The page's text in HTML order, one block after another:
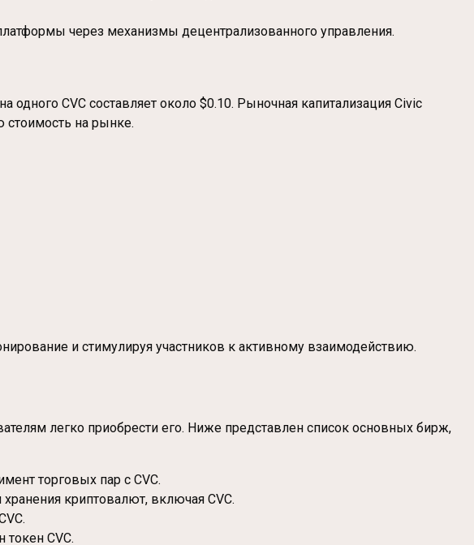
через механизмы децентрализованного управления.
одного CVC составляет около $0.10. Рыночная капитализация Civic
стоимость на рынке.
и стимулируя участников к активному взаимодействию.
легко приобрести его. Ниже представлен список основных бирж,
торговых пар с CVC.
криптовалют, включая CVC.
CVC.